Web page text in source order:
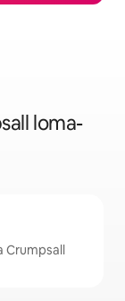
loma-
Crumpsall